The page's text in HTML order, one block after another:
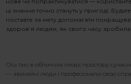
ці знання точно стануть у пригоді.
поставте за мету допомагати
здоров’я людям, як свого часу зробила
Ось такі в обличчях лікарі простору
— звичайні люди і професіонали своєї